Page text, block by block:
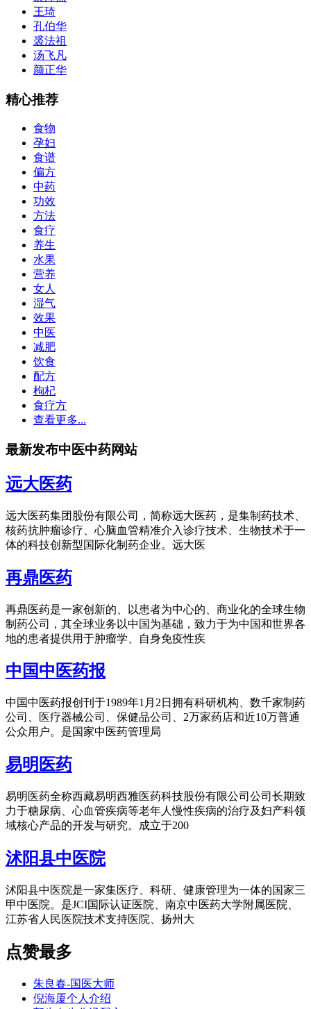
王琦
孔伯华
裘法祖
汤飞凡
颜正华
精心推荐
食物
孕妇
食谱
偏方
中药
功效
方法
食疗
养生
水果
营养
女人
湿气
效果
中医
减肥
饮食
配方
枸杞
食疗方
查看更多...
最新发布中医中药网站
远大医药
远大医药集团股份有限公司，简称远大医药，是集制药技术、
核药抗肿瘤诊疗、心脑血管精准介入诊疗技术、生物技术于一
体的科技创新型国际化制药企业。远大医
再鼎医药
再鼎医药是一家创新的、以患者为中心的、商业化的全球生物
制药公司，其全球业务以中国为基础，致力于为中国和世界各
地的患者提供用于肿瘤学、自身免疫性疾
中国中医药报
中国中医药报创刊于1989年1月2日拥有科研机构、数千家制药
公司、医疗器械公司、保健品公司、2万家药店和近10万普通
公众用户。是国家中医药管理局
易明医药
易明医药全称西藏易明西雅医药科技股份有限公司公司长期致
力于糖尿病、心血管疾病等老年人慢性疾病的治疗及妇产科领
域核心产品的开发与研究。成立于200
沭阳县中医院
沭阳县中医院是一家集医疗、科研、健康管理为一体的国家三
甲中医院。是JCI国际认证医院、南京中医药大学附属医院、
江苏省人民医院技术支持医院、扬州大
点赞最多
朱良春-国医大师
倪海厦个人介绍